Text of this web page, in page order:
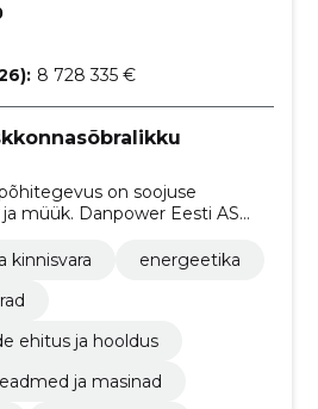
8 728 335 €
on soojuse
müük. Danpower Eesti AS
kinnisvara
energeetika
ehitus ja hooldus
ja masinad